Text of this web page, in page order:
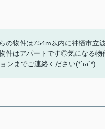
の物件は754m以内に神栖市立
件はアパートです◎気になる物
ンまでご連絡ください(*´ω`*)